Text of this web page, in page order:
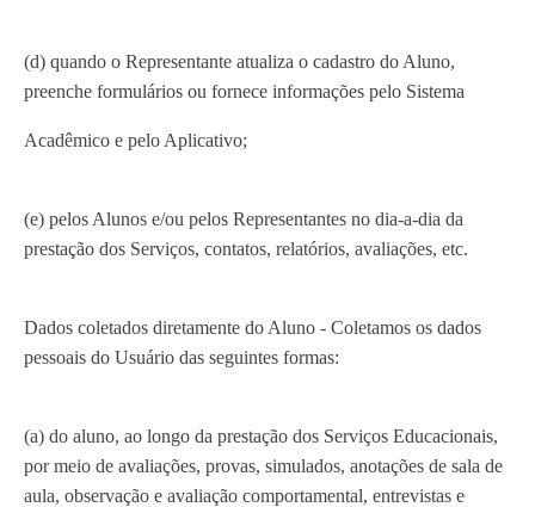
(d) quando o Representante atualiza o cadastro do Aluno,
preenche formulários ou fornece informações pelo Sistema
Acadêmico e pelo Aplicativo;
(e) pelos Alunos e/ou pelos Representantes no dia-a-dia da
prestação dos Serviços, contatos, relatórios, avaliações, etc.
Dados coletados diretamente do Aluno - Coletamos os dados
pessoais do Usuário das seguintes formas:
(a) do aluno, ao longo da prestação dos Serviços Educacionais,
por meio de avaliações, provas, simulados, anotações de sala de
aula, observação e avaliação comportamental, entrevistas e